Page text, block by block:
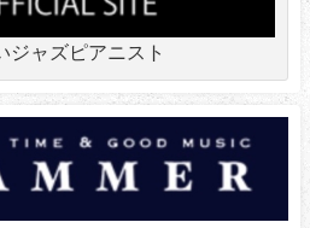
ジャズピアニスト